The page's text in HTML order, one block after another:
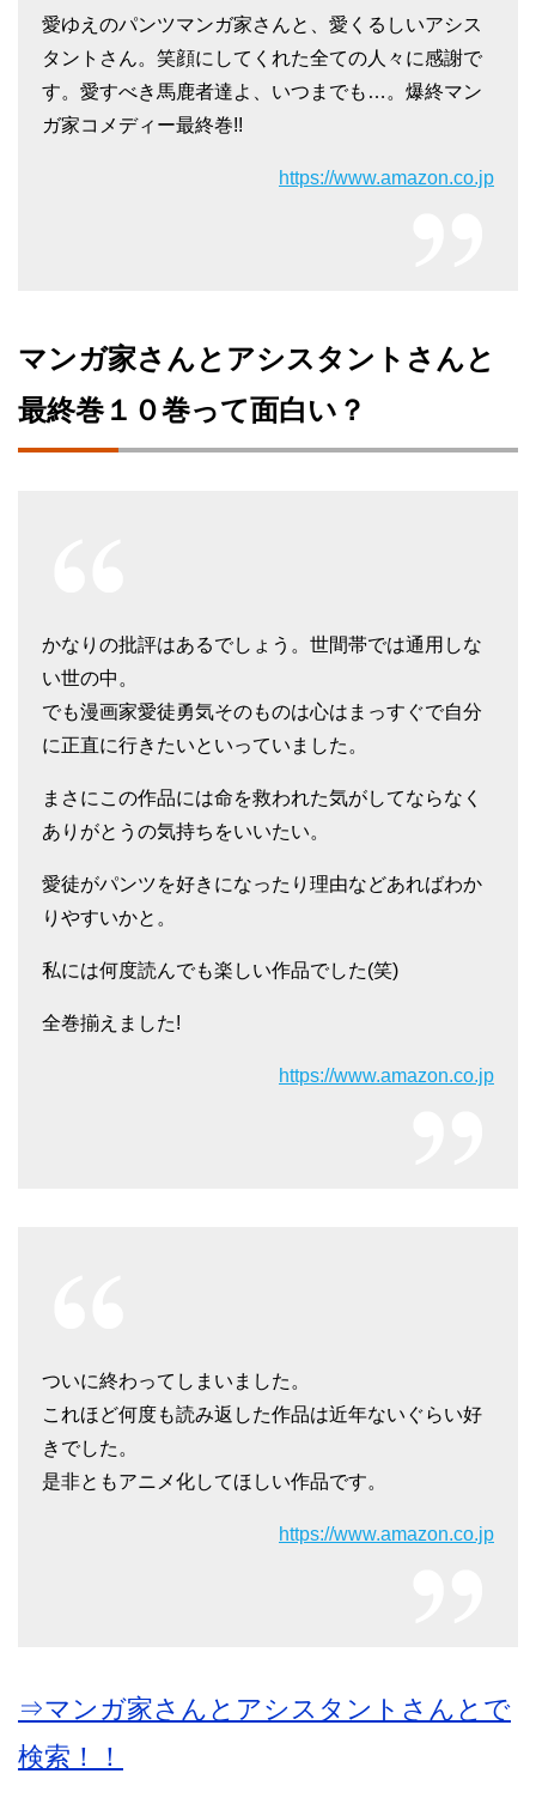
愛ゆえのパンツマンガ家さんと、愛くるしいアシス
タントさん。笑顔にしてくれた全ての人々に感謝で
す。愛すべき馬鹿者達よ、いつまでも…。爆終マン
ガ家コメディー最終巻!!
https://www.amazon.co.jp
マンガ家さんとアシスタントさんと
最終巻１０巻って面白い？
かなりの批評はあるでしょう。世間帯では通用しな
い世の中。
でも漫画家愛徒勇気そのものは心はまっすぐで自分
に正直に行きたいといっていました。
まさにこの作品には命を救われた気がしてならなく
ありがとうの気持ちをいいたい。
愛徒がパンツを好きになったり理由などあればわか
りやすいかと。
私には何度読んでも楽しい作品でした(笑)
全巻揃えました!
https://www.amazon.co.jp
ついに終わってしまいました。
これほど何度も読み返した作品は近年ないぐらい好
きでした。
是非ともアニメ化してほしい作品です。
https://www.amazon.co.jp
⇒マンガ家さんとアシスタントさんとで
検索！！